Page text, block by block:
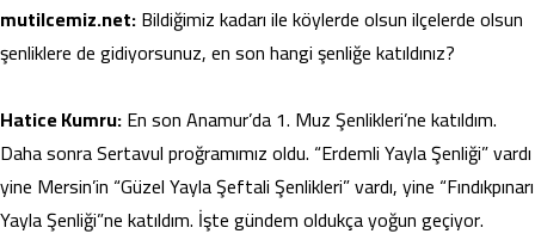
mutilcemiz.net:Bildiğimiz kadarı ile köylerde olsun ilçelerde olsun
şenliklere de gidiyorsunuz, en son hangi şenliğe katıldınız?
Hatice Kumru:En son Anamur’da 1. Muz Şenlikleri’ne katıldım.
Daha sonra Sertavul proğramımız oldu. “Erdemli Yayla Şenliği” vardı
yine Mersin’in “Güzel Yayla Şeftali Şenlikleri” vardı, yine “Fındıkpınarı
Yayla Şenliği”ne katıldım. İşte gündem oldukça yoğun geçiyor.